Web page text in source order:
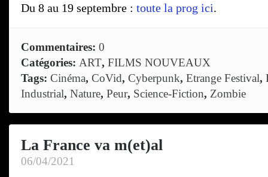
Du 8 au 19 septembre : toute la prog ici.
Commentaires: 0
Catégories: ART, FILMS NOUVEAUX
Tags: Cinéma, CoVid, Cyberpunk, Etrange Festival,
Industrial, Nature, Peur, Science-Fiction, Zombie
La France va m(et)al
06/04/2021